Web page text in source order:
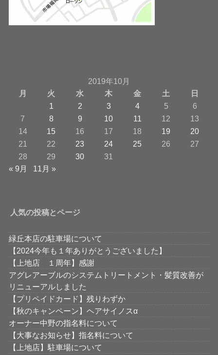
2019年10月
月
火 水 木 金 土
日
1
2 3 4 5
6
7
8 9 10 11 12
13
14
15 16 17 18 19
20
21
22 23 24 25 26
27
28
29 30
31
« 9月
11月 »
人気の投稿とページ
緑丘本店の駐車場について
【2024今年も１年ありがとうございました】
【上地店 １周年】感謝
アグレアーブルのシステムトリートメント・髪質改善が
リニューアルしました
【プリペイドカード】残りわずか
【秋のキャンペーン】ヘアサイノスα
オーナー中野の指名料について
【大事なお知らせ】指名料について
【上地店】駐車場について